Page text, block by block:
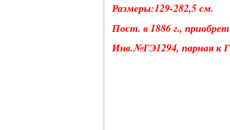
Размеры:129-282,5 см.
Пост. в 1886 г.,
Инв.№ГЭ1294, парная к